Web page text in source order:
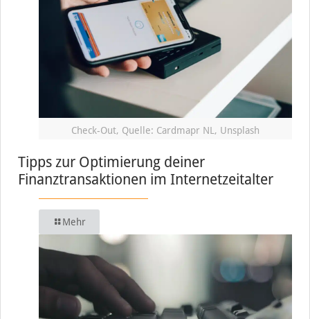
Check-Out, Quelle: Cardmapr NL, Unsplash
Tipps zur Optimierung deiner
Finanztransaktionen im Internetzeitalter
Mehr